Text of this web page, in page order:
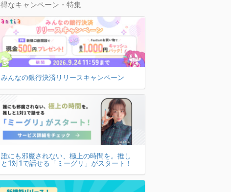
なキャンペーン・特集
みんなの銀行決済リリースキャンペーン
誰にも邪魔されない、極上の時間を。推し
と1対1で話せる「ミーグリ」がスタート！